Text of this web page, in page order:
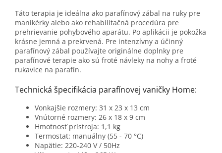
Táto terapia je ideálna ako parafínový zábal na ruky pre
manikérky alebo ako rehabilitačná procedúra pre
prehrievanie pohybového aparátu. Po aplikácii je pokožka
krásne jemná a prekrvená. Pre intenzívny a účinný
parafínový zábal používajte originálne doplnky pre
parafínové terapie ako sú froté návleky na nohy a froté
rukavice na parafín.
Technická špecifikácia parafínovej vaničky Home:
Vonkajšie rozmery: 31 x 23 x 13 cm
Vnútorné rozmery: 26 x 18 x 9 cm
Hmotnosť prístroja: 1,1 kg
Termostat: manuálny (55 - 70 °C)
Napätie: 220-240 V / 50Hz